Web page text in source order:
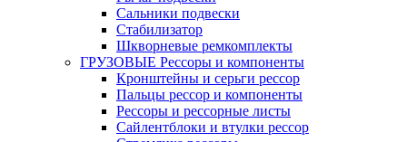
Сальники подвески
Стабилизатор
Шкворневые ремкомплекты
ГРУЗОВЫЕ Рессоры и компоненты
Кронштейны и серьги рессор
Пальцы рессор и компоненты
Рессоры и рессорные листы
Сайлентблоки и втулки рессор